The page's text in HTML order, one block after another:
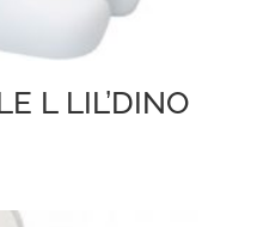
L LIL’DINO